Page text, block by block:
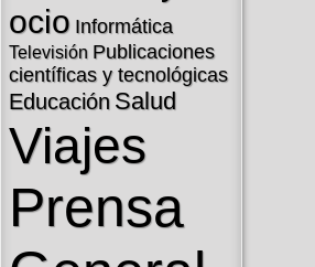
ocio Informática
Televisión Publicaciones
cientí­ficas y tecnológicas
Educación Salud
Viajes
Prensa